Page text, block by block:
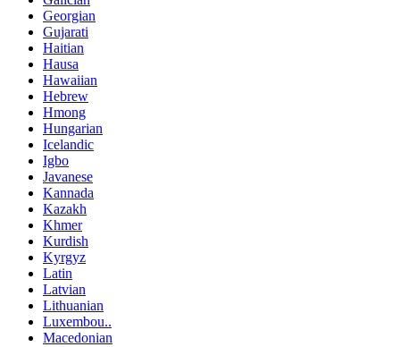
Georgian
Gujarati
Haitian
Hausa
Hawaiian
Hebrew
Hmong
Hungarian
Icelandic
Igbo
Javanese
Kannada
Kazakh
Khmer
Kurdish
Kyrgyz
Latin
Latvian
Lithuanian
Luxembou..
Macedonian